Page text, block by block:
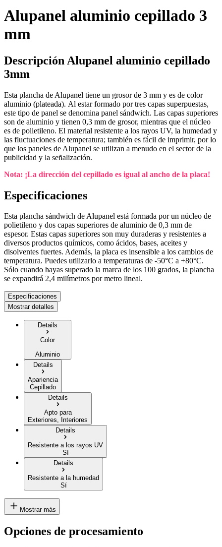
Alupanel aluminio cepillado 3
mm
Descripción Alupanel aluminio cepillado
3mm
Esta plancha de Alupanel tiene un grosor de 3 mm y es de color
aluminio (plateada). Al estar formado por tres capas superpuestas,
este tipo de panel se denomina panel sándwich. Las capas superiores
son de aluminio y tienen 0,3 mm de grosor, mientras que el núcleo
es de polietileno. El material resistente a los rayos UV, la humedad y
las fluctuaciones de temperatura; también es fácil de imprimir, por lo
que los paneles de Alupanel se utilizan a menudo en el sector de la
publicidad y la señalización.
Nota: ¡La dirección del cepillado es igual al ancho de la placa!
Especificaciones
Esta plancha sándwich de Alupanel está formada por un núcleo de
polietileno y dos capas superiores de aluminio de 0,3 mm de
espesor. Estas capas superiores son muy duraderas y resistentes a
diversos productos químicos, como ácidos, bases, aceites y
disolventes fuertes. Además, la placa es insensible a los cambios de
temperatura. Puedes utilizarlo a temperaturas de -50°C a +80°C.
Sólo cuando hayas superado la marca de los 100 grados, la plancha
se expandirá 2,4 milímetros por metro lineal.
Especificaciones
Mostrar detalles
Details
Color
Aluminio
Details
Apariencia
Cepillado
Details
Apto para
Exteriores, Interiores
Details
Resistente a los rayos UV
Sí
Details
Resistente a la humedad
Sí
Mostrar más
Opciones de procesamiento